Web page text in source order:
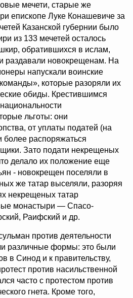
мечети, старые же
епископе Луке Конашевиче за
Казанской губернии было
из 133 мечетей осталось
обратившихся в ислам,
раздавали новокрещенам. На
напускали воинские
которые разоряли их
обиды. Крестившимся
льготы: они
от уплаты податей (на
более распоряжаться
Зато подати некрещеных
делало их положение еще
- новокрещен поселяли в
же татар выселяли, разоряя
некрещеных татар
монастыри — Спасо-
Раифский и др.
против деятельности
различные формы: это были
в Синод и к правительству,
против насильственной
часто с протестом против
гнета. Кроме того,